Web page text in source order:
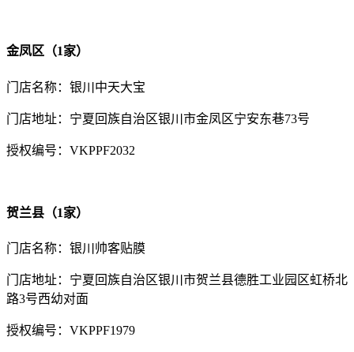
金凤区（1家）
门店名称：银川中天大宝
门店地址：宁夏回族自治区银川市金凤区宁安东巷73号
授权编号：VKPPF2032
贺兰县（1家）
门店名称：银川帅客贴膜
门店地址：宁夏回族自治区银川市贺兰县德胜工业园区虹桥北
路3号西幼对面
授权编号：VKPPF1979